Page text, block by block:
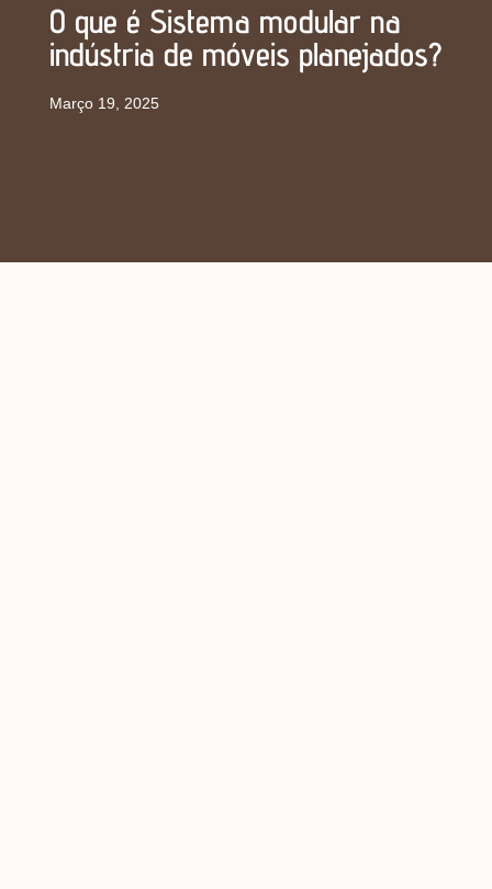
O que é Sistema modular na
indústria de móveis planejados?
Março 19, 2025